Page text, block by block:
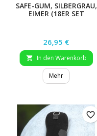
SAFE-GUM, SILBERGRAU,
EIMER (18ER SET
Preis
26,95 €
 In den Warenkorb
Mehr
favorite_border